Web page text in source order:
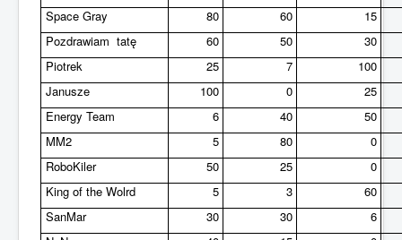
Space Gray
80 60
15
Pozdrawiam tatę 60 50
30
Piotrek
25 7
100
Janusze
100 0
25
Energy Team
6 40
50
MM2
5 80
0
RoboKiler
50 25
0
King of the Wolrd
5 3
60
SanMar
30 30
6